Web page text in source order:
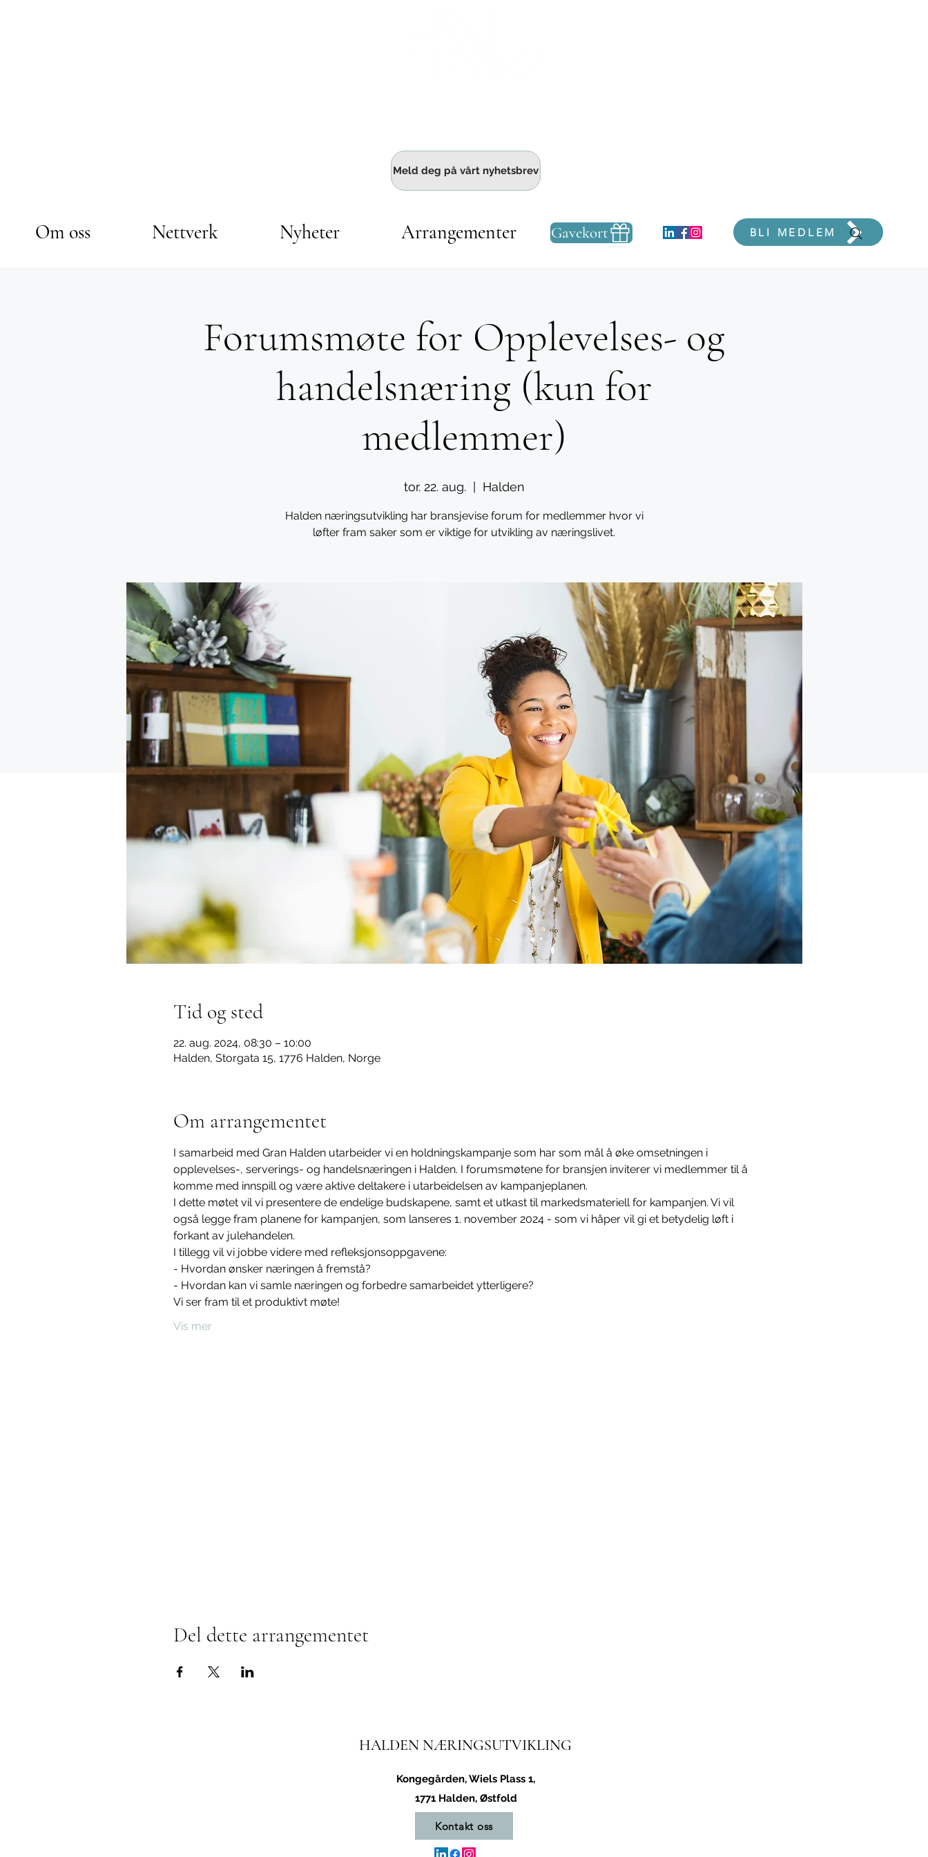
Meld deg på vårt nyhetsbrev
Om oss Nettverk Nyheter Arrangementer Gavekort BLI MEDLEM
Forumsmøte for Opplevelses- og
handelsnæring (kun for
medlemmer)
tor. 22. aug.
  |
Halden
Halden næringsutvikling har bransjevise forum for medlemmer hvor vi
løfter fram saker som er viktige for utvikling av næringslivet.
Tid og sted
22. aug. 2024, 08:30 – 10:00
Halden, Storgata 15, 1776 Halden, Norge
Om arrangementet
I samarbeid med Gran Halden utarbeider vi en holdningskampanje som har som mål å øke omsetningen i
opplevelses-, serverings- og handelsnæringen i Halden. I forumsmøtene for bransjen inviterer vi medlemmer til å
komme med innspill og være aktive deltakere i utarbeidelsen av kampanjeplanen.
I dette møtet vil vi presentere de endelige budskapene, samt et utkast til markedsmateriell for kampanjen. Vi vil
også legge fram planene for kampanjen, som lanseres 1. november 2024 - som vi håper vil gi et betydelig løft i
forkant av julehandelen.
I tillegg vil vi jobbe videre med refleksjonsoppgavene:
- Hvordan ønsker næringen å fremstå?
- Hvordan kan vi samle næringen og forbedre samarbeidet ytterligere?
Vi ser fram til et produktivt møte!
Vis mer
Del dette arrangementet
HALDEN NÆRINGSUTVIKLING
Kongegården, Wiels Plass 1,
1771 Halden, Østfold
Kontakt oss